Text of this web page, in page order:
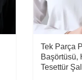
Tek Parça
Başörtüsü,
Tesettür